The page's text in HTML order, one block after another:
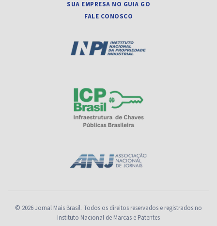
SUA EMPRESA NO GUIA GO
FALE CONOSCO
© 2026 Jornal Mais Brasil. Todos os direitos reservados e registrados no
Instituto Nacional de Marcas e Patentes